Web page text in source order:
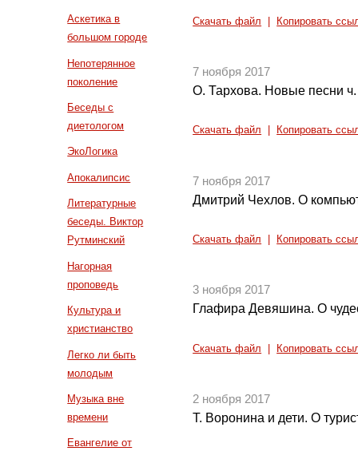
Аскетика в
большом городе
Непотерянное
поколение
Беседы с
диетологом
ЭкоЛогика
Апокалипсис
Литературные
беседы. Виктор
Рутминский
Нагорная
проповедь
Культура и
христианство
Легко ли быть
молодым
Музыка вне
времени
Евангелие от
Скачать файл Копировать
7 ноября 2017
О. Тархова. Новые песни
Скачать файл Копировать
7 ноября 2017
Дмитрий Чехлов. О
Скачать файл Копировать
3 ноября 2017
Глафира Девяшина. О
Скачать файл Копировать
2 ноября 2017
Т. Воронина и дети. О